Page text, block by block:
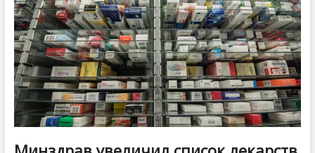
на
вопросы
о
новых
тбилисских
небоскребах